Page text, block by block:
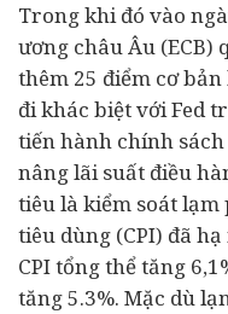
Trong khi đó vào
ương châu Âu
thêm 25 điểm cơ
đi khác biệt với Fed
tiến hành chính
nâng lãi suất điều
tiêu là kiểm soát lạm
tiêu dùng (CPI) đã
CPI tổng thể tăng
tăng 5.3%. Mặc dù